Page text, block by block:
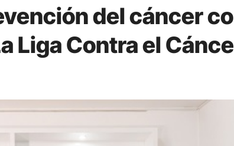
del cáncer
Liga Contra el